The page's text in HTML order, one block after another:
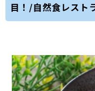
目！/自然食レスト